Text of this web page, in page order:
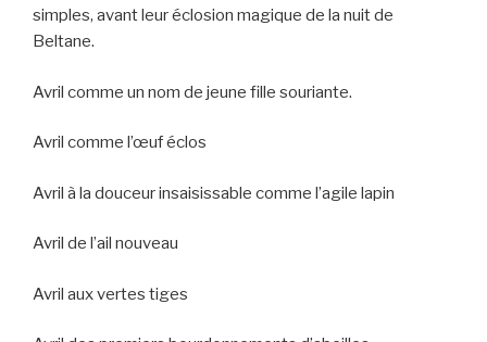
simples, avant leur éclosion magique de la nuit de
Beltane.
Avril comme un nom de jeune fille souriante.
Avril comme l’œuf éclos
Avril à la douceur insaisissable comme l’agile lapin
Avril de l’ail nouveau
Avril aux vertes tiges